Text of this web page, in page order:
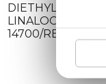
DIETHYLAMINO
LINALOOL,
14700/RED 4, .